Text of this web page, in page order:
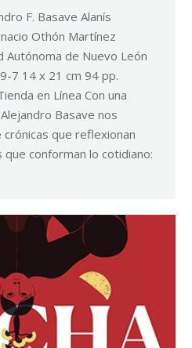
F. Basave Alanís
Othón Martínez
Autónoma de Nuevo León
7 14 x 21 cm 94 pp.
en Línea Con una
Basave nos
que reflexionan
conforman lo cotidiano: